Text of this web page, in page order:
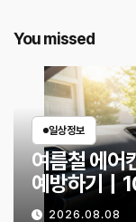
You missed
일상정보
여름철 에어
예방하기｜
할까?
2026.08.08